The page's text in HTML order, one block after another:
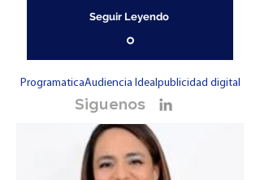
Seguir Leyendo
ProgramaticaAudiencia Idealpublicidad digital
Siguenos